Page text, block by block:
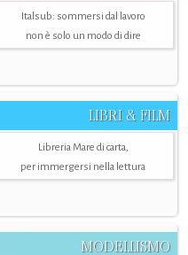
Italsub: sommersi dal lavoro
non è solo un modo di dire
LIBRI & FILM
Libreria Mare di carta,
per immergersi nella lettura
MODELLISMO